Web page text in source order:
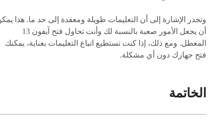
وتجدر الإشارة إلى أن التعليمات طويلة ومعقدة إلى حد ما. هذا
أن يجعل الأمور صعبة بالنسبة لك وأنت تحاول فتح آيفون 13
المعطل. ومع ذلك، إذا كنت تستطيع اتباع التعليمات بعناية، يمكنك
فتح جهازك دون أي مشكلة.
الخاتمة